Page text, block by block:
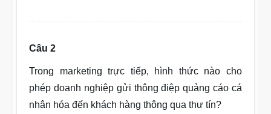
Câu 2
Trong marketing trực tiếp, hình thức nào cho
phép doanh nghiệp gửi thông điệp quảng cáo cá
nhân hóa đến khách hàng thông qua thư tín?